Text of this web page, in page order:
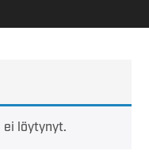
löytynyt.